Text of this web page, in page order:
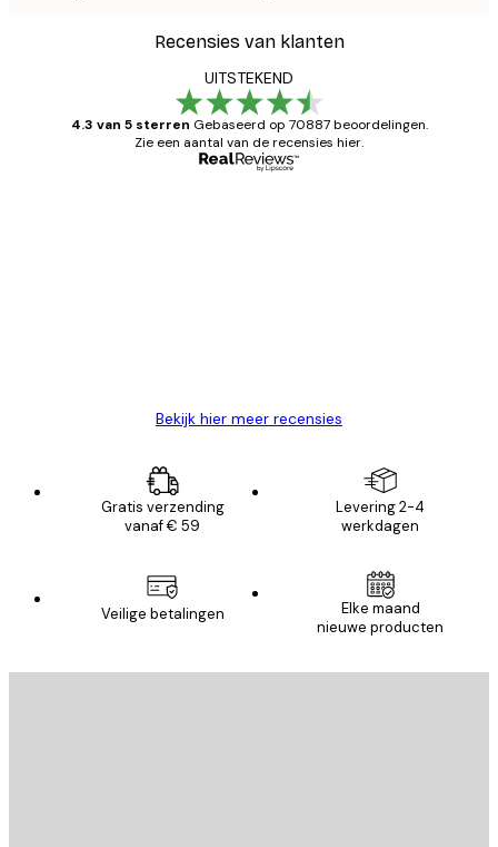
Recensies van klanten
UITSTEKEND
4.3 van 5 sterren Gebaseerd op 70887 beoordelingen.
Zie een aantal van de recensies hier.
Bekijk hier meer recensies
Gratis verzending
vanaf € 59
Levering 2-4
werkdagen
Veilige betalingen
Elke maand
nieuwe producten